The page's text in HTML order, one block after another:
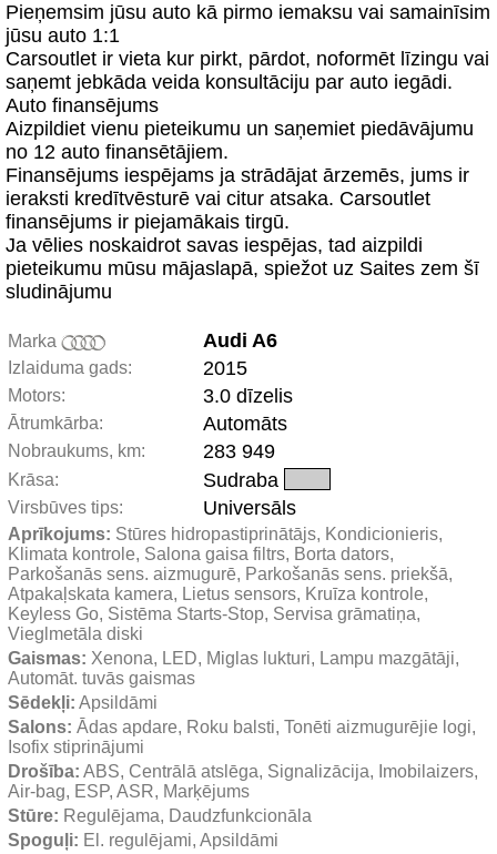
Pieņemsim jūsu auto kā pirmo iemaksu vai samainīsim
jūsu auto 1:1
Carsoutlet ir vieta kur pirkt, pārdot, noformēt līzingu vai
saņemt jebkāda veida konsultāciju par auto iegādi.
Auto finansējums
Aizpildiet vienu pieteikumu un saņemiet piedāvājumu
no 12 auto finansētājiem.
Finansējums iespējams ja strādājat ārzemēs, jums ir
ieraksti kredītvēsturē vai citur atsaka. Carsoutlet
finansējums ir piejamākais tirgū.
Ja vēlies noskaidrot savas iespējas, tad aizpildi
pieteikumu mūsu mājaslapā, spiežot uz Saites zem šī
sludinājumu
Marka Audi A6
Izlaiduma gads: 2015
Motors: 3.0 dīzelis
Ātrumkārba: Automāts
Nobraukums, km: 283 949
Krāsa: Sudraba
Virsbūves tips: Universāls
Aprīkojums: Stūres hidropastiprinātājs, Kondicionieris,
Klimata kontrole, Salona gaisa filtrs, Borta dators,
Parkošanās sens. aizmugurē, Parkošanās sens. priekšā,
Atpakaļskata kamera, Lietus sensors, Kruīza kontrole,
Keyless Go, Sistēma Starts-Stop, Servisa grāmatiņa,
Vieglmetāla diski
Gaismas: Xenona, LED, Miglas lukturi, Lampu mazgātāji,
Automāt. tuvās gaismas
Sēdekļi: Apsildāmi
Salons: Ādas apdare, Roku balsti, Tonēti aizmugurējie logi,
Isofix stiprinājumi
Drošība: ABS, Centrālā atslēga, Signalizācija, Imobilaizers,
Air-bag, ESP, ASR, Marķējums
Stūre: Regulējama, Daudzfunkcionāla
Spoguļi: El. regulējami, Apsildāmi